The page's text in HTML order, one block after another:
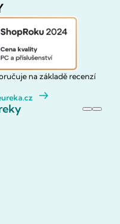
na základě recenzí